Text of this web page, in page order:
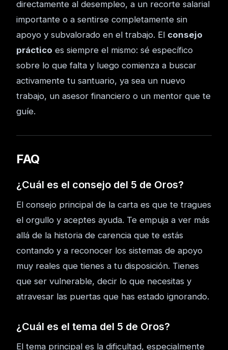
directamente al desempleo, a un recorte salarial
importante o a sentirse completamente sin
apoyo y subvalorado en el trabajo. El consejo
práctico es siempre el mismo: sé específico
sobre lo que falta y luego comienza a buscar
activamente tu santuario, ya sea un nuevo
trabajo, un asesor financiero o un mentor que te
guíe.
FAQ
¿Cuál es el consejo del 5 de Oros?
El consejo principal de la carta es que te tragues
el orgullo y aceptes ayuda. Te empuja a ver más
allá de la historia de carencia que te estás
contando y a reconocer los sistemas de apoyo
muy reales que tienes a tu disposición. Tienes
que ser vulnerable, decir lo que necesitas y
atravesar las puertas que has estado ignorando.
¿Cuál es el tema del 5 de Oros?
El tema principal es la dificultad, especialmente